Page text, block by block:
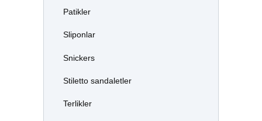
Patikler
Sliponlar
Snickers
Stiletto sandaletler
Terlikler